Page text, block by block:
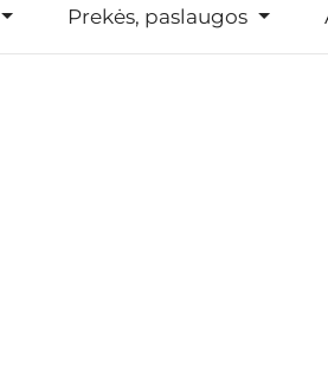
Prekės, paslaugos